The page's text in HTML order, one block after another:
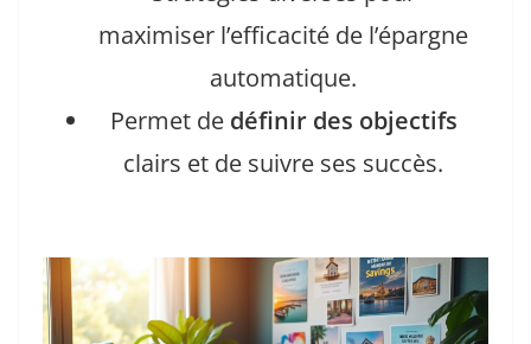
maximiser l’efficacité de l’épargne
automatique.
Permet de définir des objectifs
clairs et de suivre ses succès.